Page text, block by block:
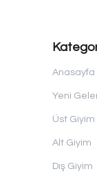
Anasayfa
Yeni
Üst Giyim
Alt Giyim
Dış Giyim